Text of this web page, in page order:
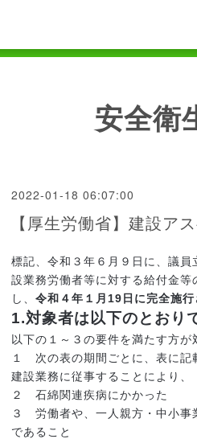
安全衛
2022-01-18 06:07:00
【厚生労働省】建設ア
標記、令和３年６月９日に、議
設業務労働者等に対する給付金
し、令和４年１月19日に完全施行
1.対象者は以下のとおり
以下の１～３の要件を満たす方が
１ 次の表の期間ごとに、表に記
建設業務に従事することにより、
２ 石綿関連疾病にかかった
３ 労働者や、一人親方・中小事
であること